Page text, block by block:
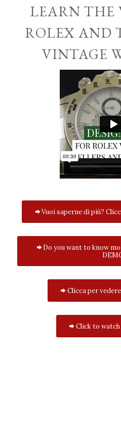
LEARN THE
ROLEX AND
VINTAGE
Vuoi saperne di più?
Do you want to know
Clicca per
Click to watch